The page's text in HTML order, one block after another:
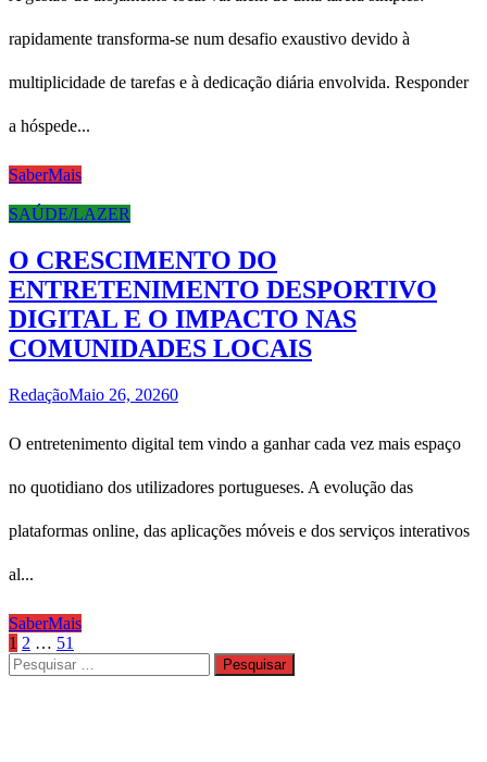
rapidamente transforma-se num desafio exaustivo devido à
multiplicidade de tarefas e à dedicação diária envolvida. Responder
a hóspede...
SaberMais
SAÚDE/LAZER
O CRESCIMENTO DO
ENTRETENIMENTO DESPORTIVO
DIGITAL E O IMPACTO NAS
COMUNIDADES LOCAIS
RedaçãoMaio 26, 20260
O entretenimento digital tem vindo a ganhar cada vez mais espaço
no quotidiano dos utilizadores portugueses. A evolução das
plataformas online, das aplicações móveis e dos serviços interativos
al...
SaberMais
Paginação
dos
1 2 … 51
Pesquisar
por: